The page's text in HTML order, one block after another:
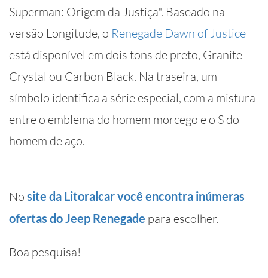
Superman: Origem da Justiça". Baseado na
versão Longitude, o Renegade Dawn of Justice
está disponível em dois tons de preto, Granite
Crystal ou Carbon Black. Na traseira, um
símbolo identifica a série especial, com a mistura
entre o emblema do homem morcego e o S do
homem de aço.
No site da Litoralcar você encontra inúmeras
ofertas do Jeep Renegade para escolher.
Boa pesquisa!